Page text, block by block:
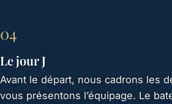
04
Le jour J
Avant le départ, nous cadrons les
vous présentons l’équipage. Le